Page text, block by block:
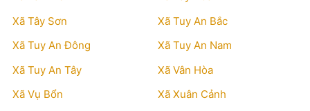
Xã Tây Sơn
Xã Tuy An Bắc
Xã Tuy An Đông
Xã Tuy An Nam
Xã Tuy An Tây
Xã Vân Hòa
Xã Vụ Bổn
Xã Xuân Cảnh